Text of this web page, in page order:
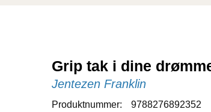
Grip tak i dine
Jentezen Franklin
Produktnummer:
9788276892352